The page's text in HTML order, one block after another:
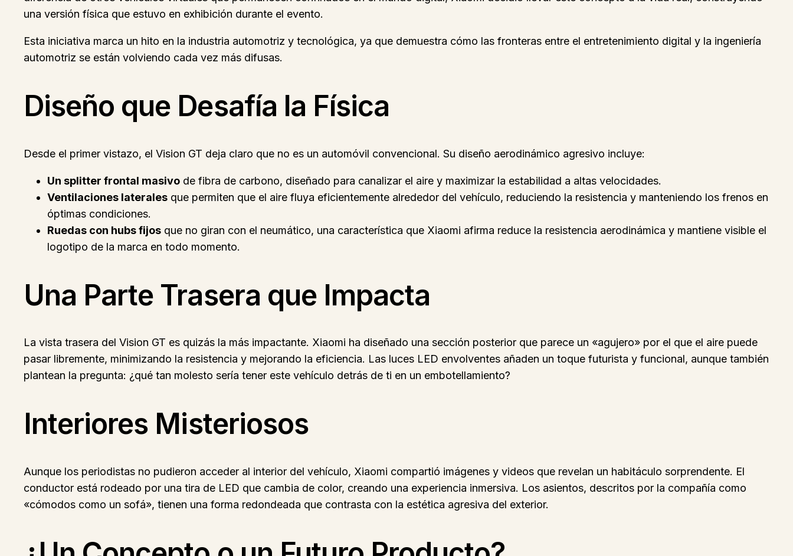
una versión física que estuvo en exhibición durante el evento.
Esta iniciativa marca un hito en la industria automotriz y tecnológica, ya que demuestra cómo las fronteras entre el entretenimiento digital y la ingeniería
automotriz se están volviendo cada vez más difusas.
Diseño que Desafía la Física
Desde el primer vistazo, el Vision GT deja claro que no es un automóvil convencional. Su diseño aerodinámico agresivo incluye:
Un splitter frontal masivo de fibra de carbono, diseñado para canalizar el aire y maximizar la estabilidad a altas velocidades.
Ventilaciones laterales que permiten que el aire fluya eficientemente alrededor del vehículo, reduciendo la resistencia y manteniendo los frenos en
óptimas condiciones.
Ruedas con hubs fijos que no giran con el neumático, una característica que Xiaomi afirma reduce la resistencia aerodinámica y mantiene visible el
logotipo de la marca en todo momento.
Una Parte Trasera que Impacta
La vista trasera del Vision GT es quizás la más impactante. Xiaomi ha diseñado una sección posterior que parece un «agujero» por el que el aire puede
pasar libremente, minimizando la resistencia y mejorando la eficiencia. Las luces LED envolventes añaden un toque futurista y funcional, aunque también
plantean la pregunta: ¿qué tan molesto sería tener este vehículo detrás de ti en un embotellamiento?
Interiores Misteriosos
Aunque los periodistas no pudieron acceder al interior del vehículo, Xiaomi compartió imágenes y videos que revelan un habitáculo sorprendente. El
conductor está rodeado por una tira de LED que cambia de color, creando una experiencia inmersiva. Los asientos, descritos por la compañía como
«cómodos como un sofá», tienen una forma redondeada que contrasta con la estética agresiva del exterior.